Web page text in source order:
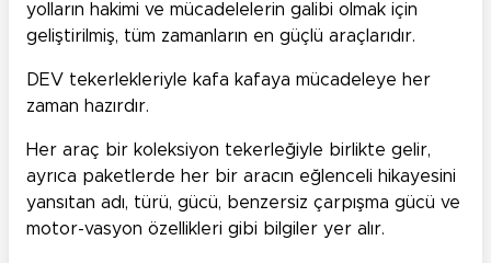
yolların hakimi ve mücadelelerin galibi olmak için
geliştirilmiş, tüm zamanların en güçlü araçlarıdır.
DEV tekerlekleriyle kafa kafaya mücadeleye her
zaman hazırdır.
Her araç bir koleksiyon tekerleğiyle birlikte gelir,
ayrıca paketlerde her bir aracın eğlenceli hikayesini
yansıtan adı, türü, gücü, benzersiz çarpışma gücü ve
motor-vasyon özellikleri gibi bilgiler yer alır.